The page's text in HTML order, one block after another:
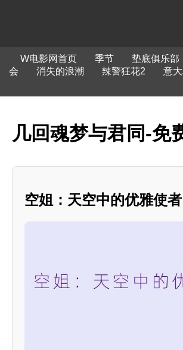
W电影网首页 季节 垫底俱乐部
会
消失的浪潮 辣警狂花2 意
几回魂梦与君同-免
空姐：天空中的优雅使者